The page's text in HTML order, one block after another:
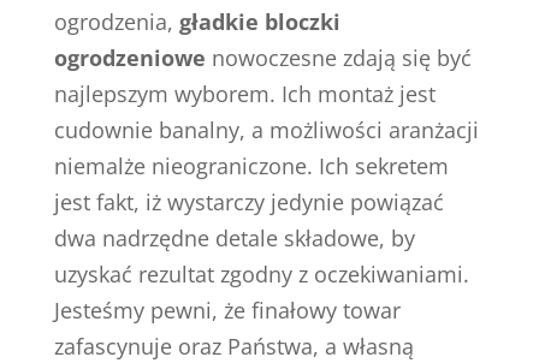
ogrodzenia, gładkie bloczki
ogrodzeniowe nowoczesne zdają się być
najlepszym wyborem. Ich montaż jest
cudownie banalny, a możliwości aranżacji
niemalże nieograniczone. Ich sekretem
jest fakt, iż wystarczy jedynie powiązać
dwa nadrzędne detale składowe, by
uzyskać rezultat zgodny z oczekiwaniami.
Jesteśmy pewni, że finałowy towar
zafascynuje oraz Państwa, a własną